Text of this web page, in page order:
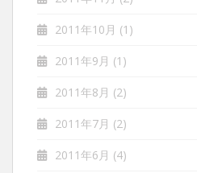
2011年10月 (1)
2011年9月 (1)
2011年8月 (2)
2011年7月 (2)
2011年6月 (4)